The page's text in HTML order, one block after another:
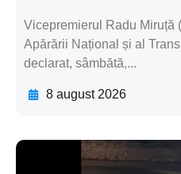
Vicepremierul Radu Miruță
Apărării Național și al
declarat, sâmbătă,...
8 august 2026